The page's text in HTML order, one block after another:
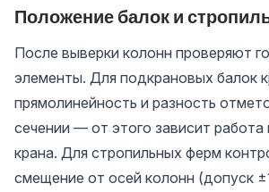
Положение балок и
После выверки колонн проверяют
элементы. Для подкрановых балок
прямолинейность и разность
сечении — от этого зависит работа
крана. Для стропильных ферм
смещение от осей колонн (допуск